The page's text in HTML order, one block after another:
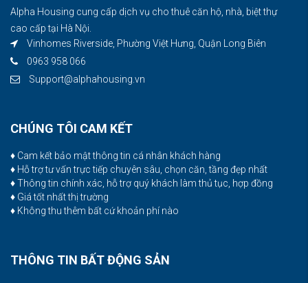
Alpha Housing cung cấp dịch vụ cho thuê căn hộ, nhà, biệt thự
cao cấp tại Hà Nội.
Vinhomes Riverside, Phường Việt Hưng, Quận Long Biên
0963 958 066
Support@alphahousing.vn
CHÚNG TÔI CAM KẾT
♦ Cam kết bảo mật thông tin cá nhân khách hàng
♦ Hỗ trợ tư vấn trực tiếp chuyên sâu, chọn căn, tầng đẹp nhất
♦ Thông tin chính xác, hỗ trợ quý khách làm thủ tục, hợp đồng
♦ Giá tốt nhất thị trường
♦ Không thu thêm bất cứ khoản phí nào
THÔNG TIN BẤT ĐỘNG SẢN